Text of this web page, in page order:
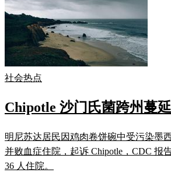
社会热点
Chipotle 沙门氏菌跨州蔓延
明尼苏达居民因鸡肉卷饼碗中受污染墨
并败血症住院，起诉 Chipotle，CDC 报
36 人住院。